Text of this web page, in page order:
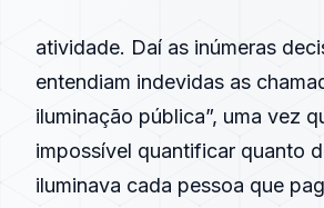
atividade. Daí as inúmeras
entendiam indevidas as
iluminação pública”, uma vez
impossível quantificar quanto
iluminava cada pessoa que